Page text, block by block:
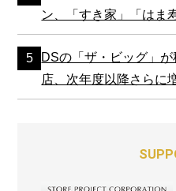
ン、「すき家」「はま
DSの「ザ・ビッグ」
店、次年度以降さらに